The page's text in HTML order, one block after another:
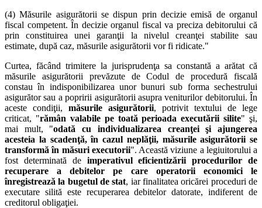
(4) Măsurile asigurătorii se dispun prin decizie emisă de organul
fiscal competent. În decizie organul fiscal va preciza debitorului că
prin constituirea unei garanţii la nivelul creanţei stabilite sau
estimate, după caz, măsurile asigurătorii vor fi ridicate."
Curtea, făcând trimitere la jurisprudenţa sa constantă a arătat că
măsurile asigurătorii prevăzute de Codul de procedură fiscală
constau în indisponibilizarea unor bunuri sub forma sechestrului
asigurător sau a popririi asigurătorii asupra veniturilor debitorului. În
aceste condiţii, măsurile asigurătorii, potrivit textului de lege
criticat, "rămân valabile pe toată perioada executării silite" şi,
mai mult, "odată cu individualizarea creanţei şi ajungerea
acesteia la scadenţă, în cazul neplăţii, măsurile asigurătorii se
transformă în măsuri executorii". Această viziune a legiuitorului a
fost determinată de imperativul eficientizării procedurilor de
recuperare a debitelor pe care operatorii economici le
înregistrează la bugetul de stat, iar finalitatea oricărei proceduri de
executare silită este recuperarea debitelor datorate, indiferent de
creditorul obligaţiei.